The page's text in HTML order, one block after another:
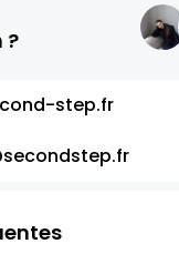
?
step.fr